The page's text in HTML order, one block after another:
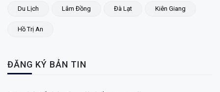
Du Lịch Lâm Đồng Đà Lạt Kiên Giang
Hồ Trị An
ĐĂNG KÝ BẢN TIN